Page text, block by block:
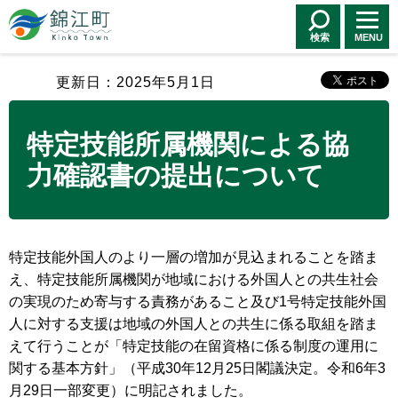
錦江町 Kinko
Town
検索 MENU
更新日：2025年5月1日
特定技能所属機関による協
力確認書の提出について
特定技能外国人のより一層の増加が見込まれることを踏ま
え、特定技能所属機関が地域における外国人との共生社会
の実現のため寄与する責務があること及び1号特定技能外国
人に対する支援は地域の外国人との共生に係る取組を踏ま
えて行うことが「特定技能の在留資格に係る制度の運用に
関する基本方針」（平成30年12月25日閣議決定。令和6年3
月29日一部変更）に明記されました。